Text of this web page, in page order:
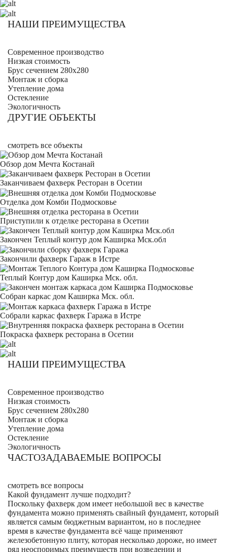
НАШИ ПРЕИМУЩЕСТВА
Современное производство
Низкая стоимость
Брус сечением 280х280
Монтаж и сборка
Утепление дома
Остекление
Экологичность
ДРУГИЕ ОБЪЕКТЫ
смотреть все объекты
Обзор дом Мечта Костанай
Заканчиваем фахверк Ресторан в Осетии
Отделка дом Комби Подмосковье
Приступили к отделке ресторана в Осетии
Закончен Теплый контур дом Каширка Мск.обл
Закончили фахверк Гараж в Истре
Теплый Контур дом Каширка Мск. обл.
Собран каркас дом Каширка Мск. обл.
Собрали каркас фахверк Гаража в Истре
Покраска фахверк ресторана в Осетии
НАШИ ПРЕИМУЩЕСТВА
Современное производство
Низкая стоимость
Брус сечением 280х280
Монтаж и сборка
Утепление дома
Остекление
Экологичность
ЧАСТОЗАДАВАЕМЫЕ ВОПРОСЫ
смотреть все вопросы
Какой фундамент лучше подходит?
Поскольку фахверк дом имеет небольшой вес в качестве
фундамента можно применять свайный фундамент, который
является самым бюджетным вариантом, но в последнее
время в качестве фундамента всё чаще применяют
железобетонную плиту, которая несколько дороже, но имеет
ряд неоспоримых преимуществ при возведении и